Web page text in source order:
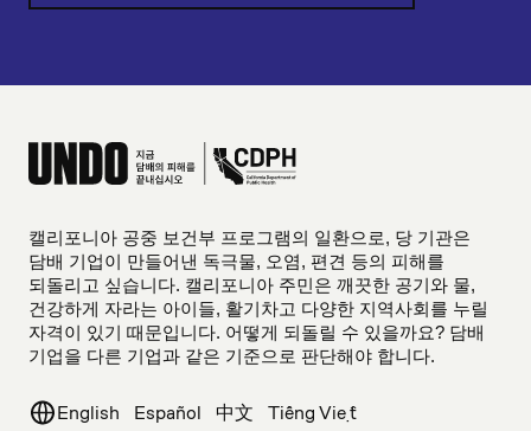
캘리포니아 공중 보건부 프로그램의 일환으로, 당 기관은
담배 기업이 만들어낸 독극물, 오염, 편견 등의 피해를
되돌리고 싶습니다. 캘리포니아 주민은 깨끗한 공기와 물,
건강하게 자라는 아이들, 활기차고 다양한 지역사회를 누릴
자격이 있기 때문입니다. 어떻게 되돌릴 수 있을까요? 담배
기업을 다른 기업과 같은 기준으로 판단해야 합니다.
English Español 中文 Tiếng Việt